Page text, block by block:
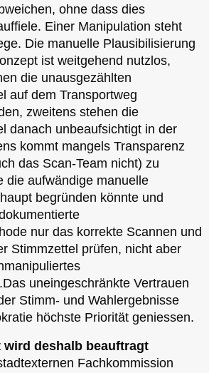
ohne dass dies
Einer Manipulation steht
Die manuelle Plausibilisierung
ist weitgehend nutzlos,
die unausgezählten
auf dem Transportweg
zweitens stehen die
danach unbeaufsichtigt in der
kommt mangels Transparenz
das Scan-Team nicht) zu
die aufwändige manuelle
begründen könnte und
nur das korrekte Scannen und
Stimmzettel prüfen, nicht aber
uneingeschränkte Vertrauen
Stimm- und Wahlergebnisse
höchste Priorität geniessen.
wird deshalb beauftragt
Fachkommission